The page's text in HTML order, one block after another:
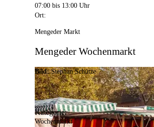
07:00 bis 13:00 Uhr
Ort:
Mengeder Markt
Mengeder Wochenmarkt
Bild: Stephan Schütze
Kategorie:
Wochenmarkt